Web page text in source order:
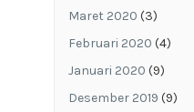
Maret 2020 (3)
Februari 2020 (4)
Januari 2020 (9)
Desember 2019 (9)